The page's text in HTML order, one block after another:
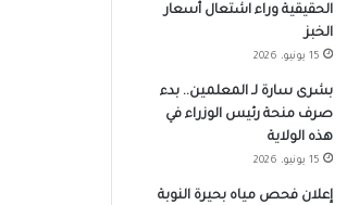
الحقيقية وراء اشتعال أسعار
الخبز
15 يونيو، 2026
بشرى سارة لـ المعلمين.. بدء
صرف منحة رئيس الوزراء في
هذه الولاية
15 يونيو، 2026
إعلان فحص مياه بحيرة النوبة